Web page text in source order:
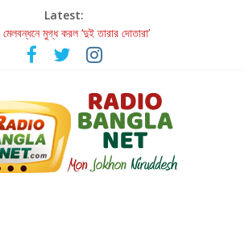
Latest:
মেলবন্ধনে মুগ্ধ করল ‘দুই তারার দোতারা’
গান শোনার বিবর্তনের গল্প
মঞ্চে এবার রথযাত্রার উদযাপন
Provoking Short Film That Challenges
Justice
তাই’